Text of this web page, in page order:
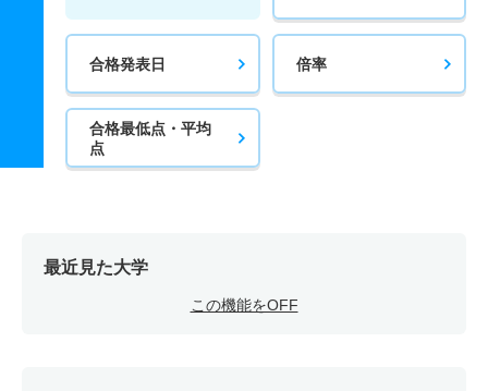
合格発表日 倍率
合格最低点・平均
点
最近見た大学
この機能をOFF